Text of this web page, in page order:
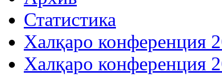
Статистика
Халқаро конференция
Халқаро конференция